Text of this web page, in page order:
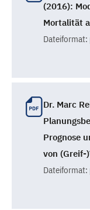
(2016):
Mortalität
Dateiformat:
Dr. Marc
Prognose
von (Greif-
Dateiformat: